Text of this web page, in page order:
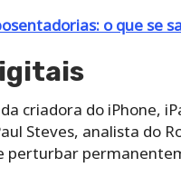
o que se
criadora do iPhone,
Steves, analista do
perturbar